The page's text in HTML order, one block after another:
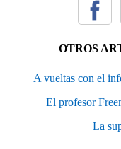
OTROS
A vueltas con el
El profesor
La